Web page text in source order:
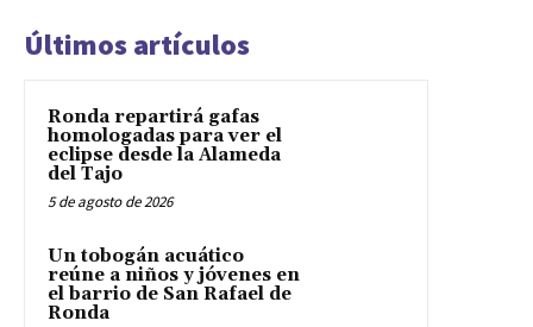
Últimos artículos
Ronda repartirá gafas
homologadas para ver el
eclipse desde la Alameda
del Tajo
5 de agosto de 2026
Un tobogán acuático
reúne a niños y jóvenes en
el barrio de San Rafael de
Ronda